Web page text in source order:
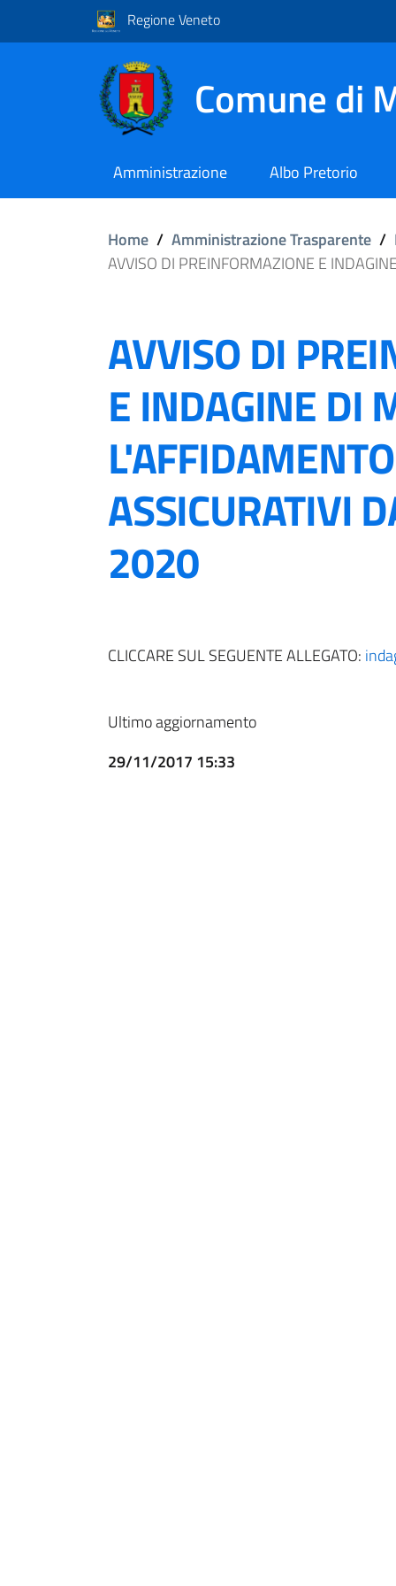
Regione Veneto
Comune di
Amministrazione Albo Pretorio
Home / Amministrazione Trasparente /
AVVISO DI PREINFORMAZIONE E
AVVISO DI
E INDAGINE DI
ASSICURATIVI
2020
CLICCARE SUL SEGUENTE ALLEGATO:
Ultimo aggiornamento
29/11/2017 15:33